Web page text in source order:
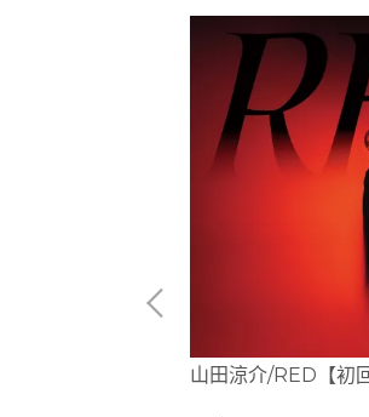
山田涼介/RED【初